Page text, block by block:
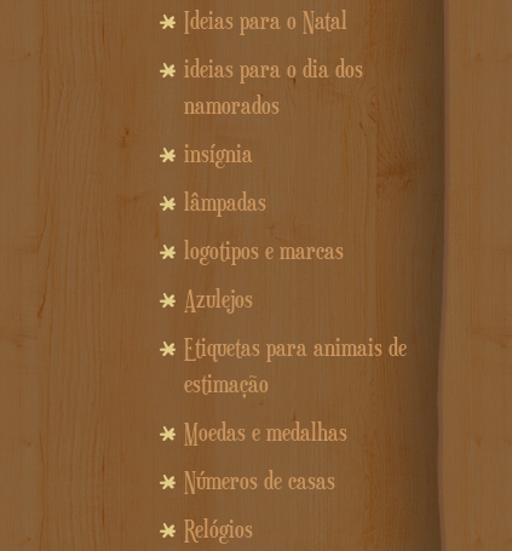
Ideias para o Natal
ideias para o dia dos
namorados
insígnia
lâmpadas
logotipos e marcas
Azulejos
Etiquetas para animais de
estimação
Moedas e medalhas
Números de casas
Relógios